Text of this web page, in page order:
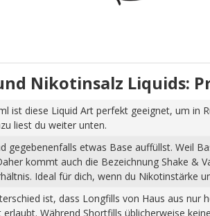
Nikotinsalz Liquids:
ist diese Liquid Art perfekt geeignet, um
liest du weiter unten.
etwas Base auffüllst. Weil
kommt auch die Bezeichnung Shake &
Ideal für dich, wenn du Nikotinstärke
ist, dass Longfills von Haus aus
Während Shortfills üblicherweise